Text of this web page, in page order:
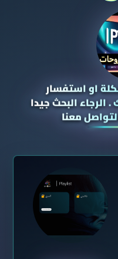
او استفسار
الرجاء البحث جيدا
معنا